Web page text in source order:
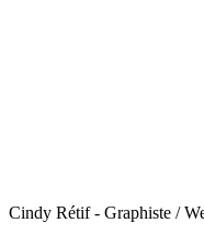
Cindy Rétif - Graphiste /